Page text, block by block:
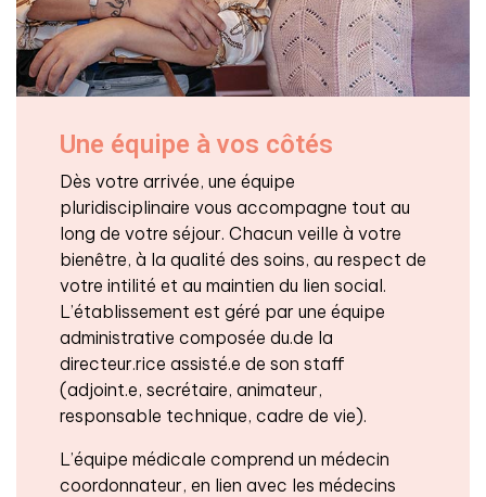
Une équipe à vos côtés
Dès votre arrivée, une équipe
pluridisciplinaire vous accompagne tout au
long de votre séjour. Chacun veille à votre
bienêtre, à la qualité des soins, au respect de
votre intilité et au maintien du lien social.
L’établissement est géré par une équipe
administrative composée du.de la
directeur.rice assisté.e de son staff
(adjoint.e, secrétaire, animateur,
responsable technique, cadre de vie).
L’équipe médicale comprend un médecin
coordonnateur, en lien avec les médecins